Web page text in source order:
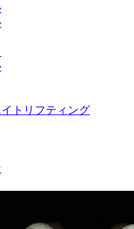
イトリフティング